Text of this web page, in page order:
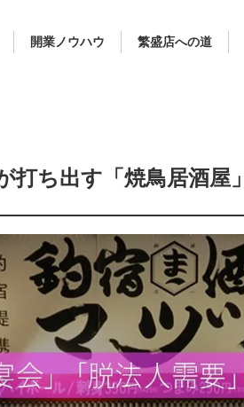
開業ノウハウ 繁盛店への道
打ち出す「焼鳥居酒屋